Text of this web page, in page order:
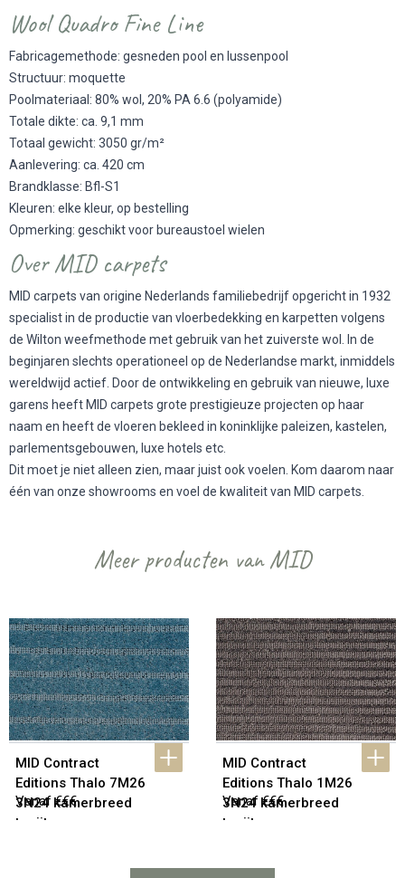
Wool Quadro Fine Line
Fabricagemethode: gesneden pool en lussenpool
Structuur: moquette
Poolmateriaal: 80% wol, 20% PA 6.6 (polyamide)
Totale dikte: ca. 9,1 mm
Totaal gewicht: 3050 gr/m²
Aanlevering: ca. 420 cm
Brandklasse: Bfl-S1
Kleuren: elke kleur, op bestelling
Opmerking: geschikt voor bureaustoel wielen
Over MID carpets
MID carpets van origine Nederlands familiebedrijf opgericht in 1932
specialist in de productie van vloerbedekking en karpetten volgens
de Wilton weefmethode met gebruik van het zuiverste wol. In de
beginjaren slechts operationeel op de Nederlandse markt, inmiddels
wereldwijd actief. Door de ontwikkeling en gebruik van nieuwe, luxe
garens heeft MID carpets grote prestigieuze projecten op haar
naam en heeft de vloeren bekleed in koninklijke paleizen, kastelen,
parlementsgebouwen, luxe hotels etc.
Dit moet je niet alleen zien, maar juist ook voelen. Kom daarom naar
één van onze showrooms en voel de kwaliteit van MID carpets.
Meer producten van MID
MID Contract
Editions Thalo 7M26
3N24 kamerbreed
tapijt
Vanaf €€€
MID Contract
Editions Thalo 1M26
3N24 kamerbreed
tapijt
Vanaf €€€